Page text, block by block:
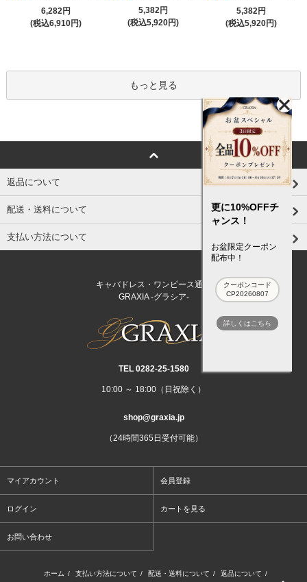
6,282円
(税込6,910円)
5,382円
(税込5,920円)
5,382円
(税込5,920円)
もっと見る
返品について
配送・送料について
支払い方法について
キャバドレス・ワンピース通販
GRAXIA -グラシア-
TEL 0282‐25‐1580
10:00 ～ 18:00（日祝除く）
shop@graxia.jp
（24時間365日受付可能）
マイアカウント 会員登録
ログイン カートを見る
お問い合わせ
ホーム / 支払い方法について / 配送・送料について / 返品について /
更に10%OFFチ
ャンス！
お盆限定クーポン
配布中！
クーポンコード
CP20260807
詳しくはこちら